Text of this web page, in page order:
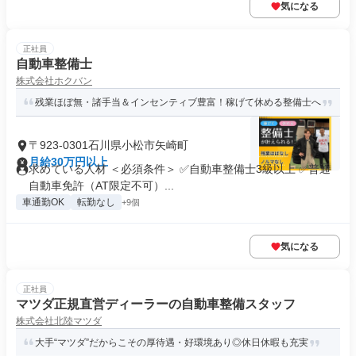
気になる
正社員
自動車整備士
株式会社ホクバン
残業ほぼ無・諸手当＆インセンティブ豊富！稼げて休める整備士へ
〒923-0301石川県小松市矢崎町
月給30万円以上
求めている人材 ＜必須条件＞ ✅自動車整備士3級以上 ✅普通
自動車免許（AT限定不可）...
車通勤OK 転勤なし +9個
気になる
正社員
マツダ正規直営ディーラーの自動車整備スタッフ
株式会社北陸マツダ
大手“マツダ”だからこその厚待遇・好環境あり◎休日休暇も充実